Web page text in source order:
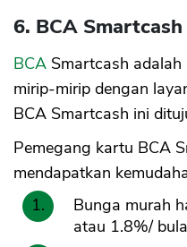
6. BCA Smartcash
BCA Smartcash
mirip-mirip dengan
BCA Smartcash ini
Pemegang kartu BCA
mendapatkan
Bunga murah
atau 1.8%/